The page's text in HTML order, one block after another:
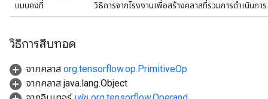
แบบคงที่
วิธีการจากโรงงานเพื่อสร้างคลาสที่รวมการดำเนินก
วิธีการสืบทอด
จากคลาส org.tensorflow.op.PrimitiveOp
จากคลาส java.lang.Object